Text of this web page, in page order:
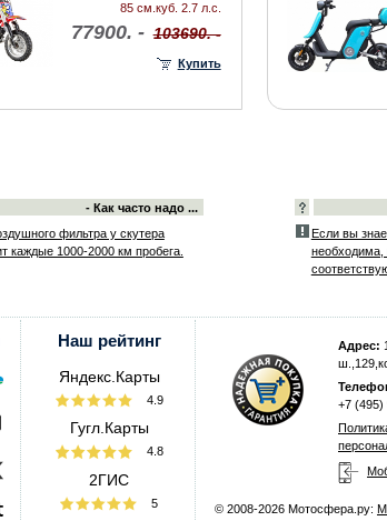
85 см.куб. 2.7 л.с.
77900. - 103690. -
Купить
- Как часто надо ...
фильтра у скутера
каждые 1000-2000 км пробега.
Если вы
необходима,
Наш рейтинг
Яндекс.Карты
4.9
Гугл.Карты
4.8
2ГИС
5
Адрес:
+7 (495)
© 2008-2026 Мотосфера.ру: